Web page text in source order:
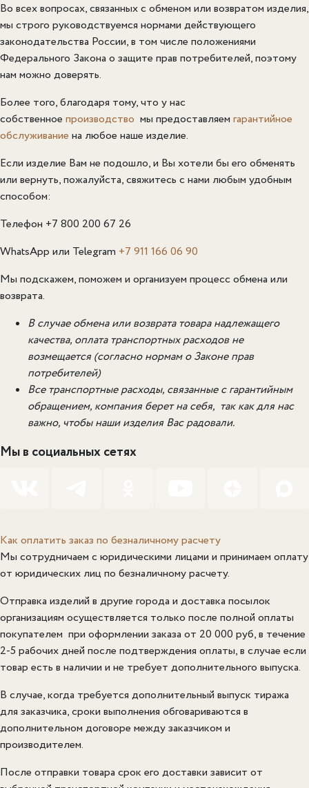
Во всех вопросах, связанных с обменом или возвратом изделия,
мы строго руководствуемся нормами действующего
законодательства России, в том числе положениями
Федерального Закона о защите прав потребителей, поэтому
нам можно доверять.
Более того, благодаря тому, что у нас
собственное производство мы предоставляем гарантийное
обслуживание на любое наше изделие.
Если изделие Вам не подошло, и Вы хотели бы его обменять
или вернуть, пожалуйста, свяжитесь с нами любым удобным
способом:
Телефон +7 800 200 67 26
WhatsApp или Telegram +7 911 166 06 90
Мы подскажем, поможем и организуем процесс обмена или
возврата.
В случае обмена или возврата товара надлежащего
качества, оплата транспортных расходов не
возмещается (согласно нормам о Законе прав
потребителей)
Все транспортные расходы, связанные с гарантийным
обращением, компания берет на себя, так как для нас
важно, чтобы наши изделия Вас радовали.
Мы в социальных сетях
Как оплатить заказ по безналичному расчету
Мы сотрудничаем с юридическими лицами и принимаем оплату
от юридических лиц по безналичному расчету.
Отправка изделий в другие города и доставка посылок
организациям осуществляется только после полной оплаты
покупателем при оформлении заказа от 20 000 руб, в течение
2-5 рабочих дней после подтверждения оплаты, в случае если
товар есть в наличии и не требует дополнительного выпуска.
В случае, когда требуется дополнительный выпуск тиража
для заказчика, сроки выполнения обговариваются в
дополнительном договоре между заказчиком и
производителем.
После отправки товара срок его доставки зависит от